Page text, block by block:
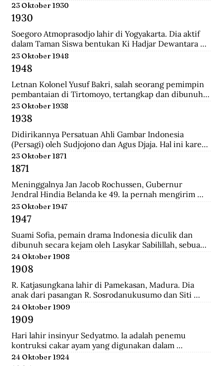
23 Oktober 1930
1930
Soegoro Atmoprasodjo lahir di Yogyakarta. Dia aktif
dalam Taman Siswa bentukan Ki Hadjar Dewantara
dan aktivis Partai Indonesia (Partindo). Pada 1935, dia
dibuang ke Digul, Tanah Merah, Papua, dengan
tuduhan terlibat pemberontakan Partai Komunis
Indonesia terhadap Belanda pada 1926/1927 di Jawa
Tengah.
23 Oktober 1948
1948
Letnan Kolonel Yusuf Bakri, salah seorang pemimpin
pembantaian di Tirtomoyo, tertangkap dan dibunuh
di Wonogiri.
23 Oktober 1938
1938
Didirikannya Persatuan Ahli Gambar Indonesia
(Persagi) oleh Sudjojono dan Agus Djaja. Hal ini karena
persatuan seniman Belanda mengadakan pameran
lukisan untuk seniman Indonesia, sehingga seniman
Indonesia juga mau memamerkan karyanya.
23 Oktober 1871
1871
Meninggalnya Jan Jacob Rochussen, Gubernur
Jendral Hindia Belanda ke 49. Ia pernah mengirim
ekspedisi ke Bali, Palembang, Bangka, Sulawesi
Selatan, dan lainnya. Ia juga yang meresmikan
pembukaan tambang batu bara di wilayah Kesultanan
Banjar yang dinamakan Tambang Batu Bara Oranje
Nassau.
23 Oktober 1947
1947
Suami Sofia, pemain drama Indonesia diculik dan
dibunuh secara kejam oleh Lasykar Sabilillah, sebuah
unit bagian dari kelompok DI/TII. Sejak itulah ia
harus berjuang untuk mneghidupi anak-anaknya dan
keluar dari dunia ketenarannya.
24 Oktober 1908
1908
R. Katjasungkana lahir di Pamekasan, Madura. Dia
anak dari pasangan R. Sosrodanukusumo dan Siti
Rusuli. Sosrodanukusumo, wedana di Sampang dan
Bangkalan, merupakan lulusan terbaik Sekolah
Pegawai Pangreh Praja (Mosvia) di Probolinggo,
pendiri Sarikat Islam di Sampang, serta aktivis
koperasi garam rakyat yang berjuang agar harga
garam tak ditentukan sewenang-wenang oleh
24 Oktober 1909
1909
Hari lahir insinyur Sedyatmo. Ia adalah penemu
kontruksi cakar ayam yang digunakan dalam
bangunan-bangunan tinggi. Sedyatmo menyelesaikan
24 Oktober 1924